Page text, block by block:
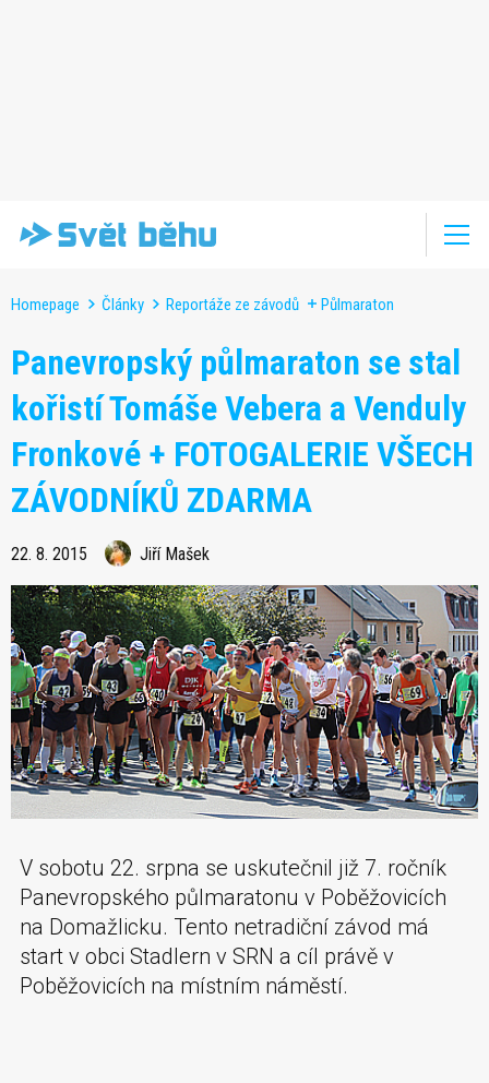
Homepage Články Reportáže ze závodů Půlmaraton
Panevropský půlmaraton se stal
kořistí Tomáše Vebera a Venduly
Fronkové + FOTOGALERIE VŠECH
ZÁVODNÍKŮ ZDARMA
22. 8. 2015 Jiří Mašek
V sobotu 22. srpna se uskutečnil již 7. ročník
Panevropského půlmaratonu v Poběžovicích
na Domažlicku. Tento netradiční závod má
start v obci Stadlern v SRN a cíl právě v
Poběžovicích na místním náměstí.